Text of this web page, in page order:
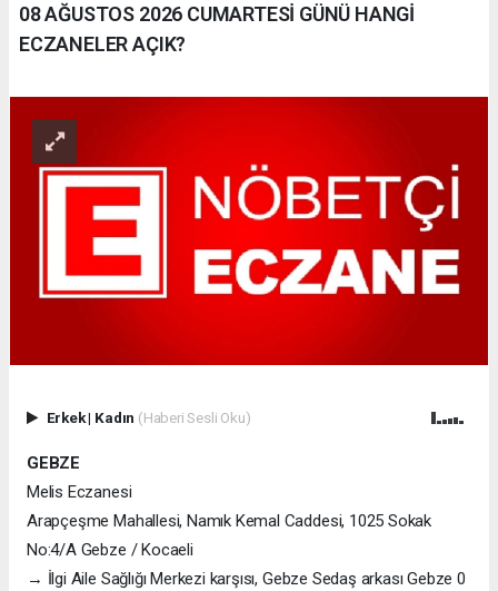
08 AĞUSTOS 2026 CUMARTESİ GÜNÜ HANGİ
ECZANELER AÇIK?
Erkek| Kadın (Haberi Sesli Oku)
GEBZE
Melis Eczanesi
Arapçeşme Mahallesi, Namık Kemal Caddesi, 1025 Sokak
No:4/A Gebze / Kocaeli
→ İlgi Aile Sağlığı Merkezi karşısı, Gebze Sedaş arkası Gebze 0